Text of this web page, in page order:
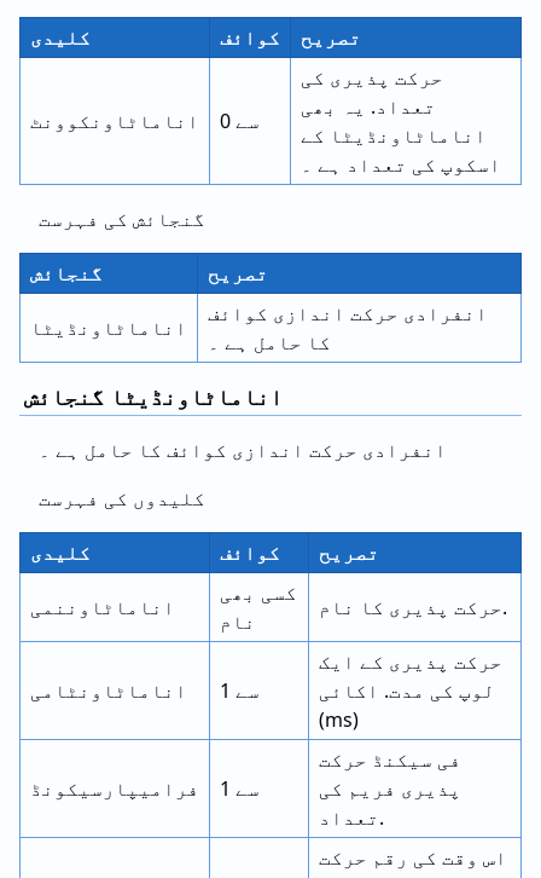
کلیدی کوائف تصریح
اناماٹاونکوونٹ 0 سے
حرکت پذیری کی
تعداد. یہ بھی
اناماٹاونڈیٹا کے
اسکوپ کی تعداد ہے ۔
گنجائش کی فہرست
گنجائش تصریح
اناماٹاونڈیٹا
انفرادی حرکت اندازی کوائف
کا حامل ہے ۔
اناماٹاونڈیٹا گنجائش
انفرادی حرکت اندازی کوائف کا حامل ہے ۔
کلیدوں کی فہرست
کلیدی کوائف تصریح
اناماٹاوننمی
کسی بھی
نام
حرکت پذیری کا نام.
اناماٹاونٹامی 1 سے
حرکت پذیری کے ایک
لوپ کی مدت. اکائی
(ms)
فرامیپارسیکونڈ 1 سے
فی سیکنڈ حرکت
پذیری فریم کی
تعداد.
اس وقت کی رقم حرکت